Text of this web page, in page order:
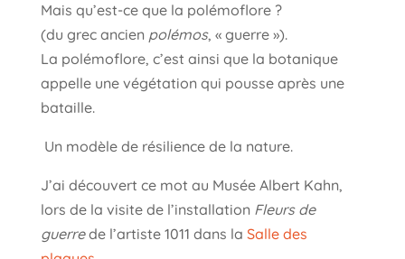
Mais qu’est-ce que la polémoflore ?
(du grec ancien polémos, « guerre »).
La polémoflore, c’est ainsi que la botanique
appelle une végétation qui pousse après une
bataille.
Un modèle de résilience de la nature.
J’ai découvert ce mot au Musée Albert Kahn,
lors de la visite de l’installation Fleurs de
guerrede l’artiste 1011 dans la Salle des